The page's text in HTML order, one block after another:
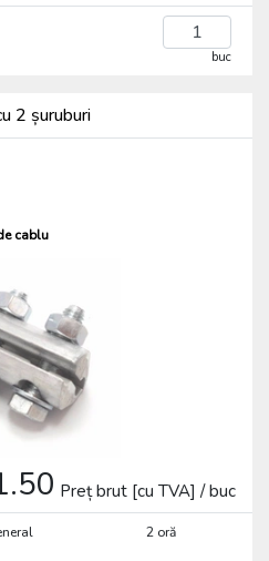
buc
2 șuruburi
cablu
Preț brut [cu TVA] / buc
2 oră